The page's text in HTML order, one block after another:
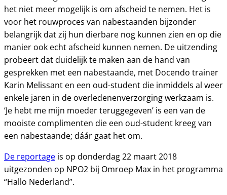
het niet meer mogelijk is om afscheid te nemen. Het is
voor het rouwproces van nabestaanden bijzonder
belangrijk dat zij hun dierbare nog kunnen zien en op die
manier ook echt afscheid kunnen nemen. De uitzending
probeert dat duidelijk te maken aan de hand van
gesprekken met een nabestaande, met Docendo trainer
Karin Melissant en een oud-student die inmiddels al weer
enkele jaren in de overledenenverzorging werkzaam is.
‘Je hebt me mijn moeder teruggegeven’ is een van de
mooiste complimenten die een oud-student kreeg van
een nabestaande; dáár gaat het om.
De reportage is op donderdag 22 maart 2018
uitgezonden op NPO2 bij Omroep Max in het programma
“Hallo Nederland”.